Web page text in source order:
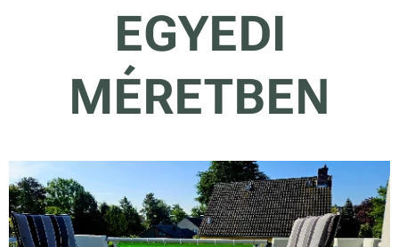
EGYEDI
MÉRETBEN